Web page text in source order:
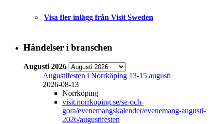
Visa fler inlägg från Visit Sweden
Händelser i branschen
Augusti 2026
Augustifesten i Norrköping 13-15 augusti
2026-08-13
Norrköping
visit.norrkoping.se/se-och-
gora/evenemangskalender/evenemang-augusti-
2026/augustifesten